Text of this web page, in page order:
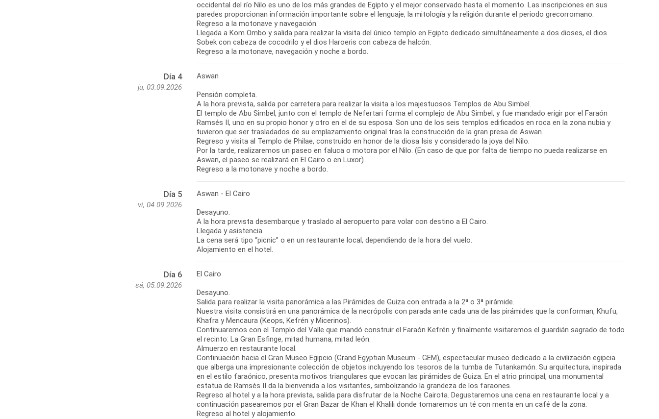
occidental del río Nilo es uno de los más grandes de Egipto y el mejor conservado hasta el momento. Las inscripciones en sus
paredes proporcionan información importante sobre el lenguaje, la mitología y la religión durante el periodo grecorromano.
Regreso a la motonave y navegación.
Llegada a Kom Ombo y salida para realizar la visita del único templo en Egipto dedicado simultáneamente a dos dioses, el dios
Sobek con cabeza de cocodrilo y el dios Haroeris con cabeza de halcón.
Regreso a la motonave, navegación y noche a bordo.
Día 4
ju, 03.09.2026
Aswan
Pensión completa.
A la hora prevista, salida por carretera para realizar la visita a los majestuosos Templos de Abu Simbel.
El templo de Abu Simbel, junto con el templo de Nefertari forma el complejo de Abu Simbel, y fue mandado erigir por el Faraón
Ramsés II, uno en su propio honor y otro en el de su esposa. Son uno de los seis templos edificados en roca en la zona nubia y
tuvieron que ser trasladados de su emplazamiento original tras la construcción de la gran presa de Aswan.
Regreso y visita al Templo de Philae, construido en honor de la diosa Isis y considerado la joya del Nilo.
Por la tarde, realizaremos un paseo en faluca o motora por el Nilo. (En caso de que por falta de tiempo no pueda realizarse en
Aswan, el paseo se realizará en El Cairo o en Luxor).
Regreso a la motonave y noche a bordo.
Día 5
vi, 04.09.2026
Aswan - El Cairo
Desayuno.
A la hora prevista desembarque y traslado al aeropuerto para volar con destino a El Cairo.
Llegada y asistencia.
La cena será tipo “picnic” o en un restaurante local, dependiendo de la hora del vuelo.
Alojamiento en el hotel.
Día 6
sá, 05.09.2026
El Cairo
Desayuno.
Salida para realizar la visita panorámica a las Pirámides de Guiza con entrada a la 2ª o 3ª pirámide.
Nuestra visita consistirá en una panorámica de la necrópolis con parada ante cada una de las pirámides que la conforman, Khufu,
Khafra y Mencaura (Keops, Kefrén y Micerinos).
Continuaremos con el Templo del Valle que mandó construir el Faraón Kefrén y finalmente visitaremos el guardián sagrado de todo
el recinto: La Gran Esfinge, mitad humana, mitad león.
Almuerzo en restaurante local.
Continuación hacia el Gran Museo Egipcio (Grand Egyptian Museum - GEM), espectacular museo dedicado a la civilización egipcia
que alberga una impresionante colección de objetos incluyendo los tesoros de la tumba de Tutankamón. Su arquitectura, inspirada
en el estilo faraónico, presenta motivos triangulares que evocan las pirámides de Guiza. En el atrio principal, una monumental
estatua de Ramsés II da la bienvenida a los visitantes, simbolizando la grandeza de los faraones.
Regreso al hotel y a la hora prevista, salida para disfrutar de la Noche Cairota. Degustaremos una cena en restaurante local y a
continuación pasearemos por el Gran Bazar de Khan el Khalili donde tomaremos un té con menta en un café de la zona.
Regreso al hotel y alojamiento.